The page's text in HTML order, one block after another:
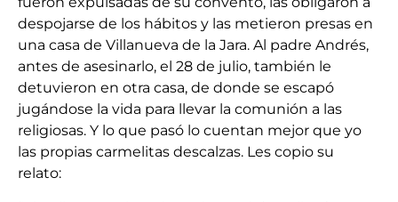
despojarse de los hábitos y las metieron presas en
una casa de Villanueva de la Jara. Al padre Andrés,
antes de asesinarlo, el 28 de julio, también le
detuvieron en otra casa, de donde se escapó
jugándose la vida para llevar la comunión a las
religiosas. Y lo que pasó lo cuentan mejor que yo
las propias carmelitas descalzas. Les copio su
relato: